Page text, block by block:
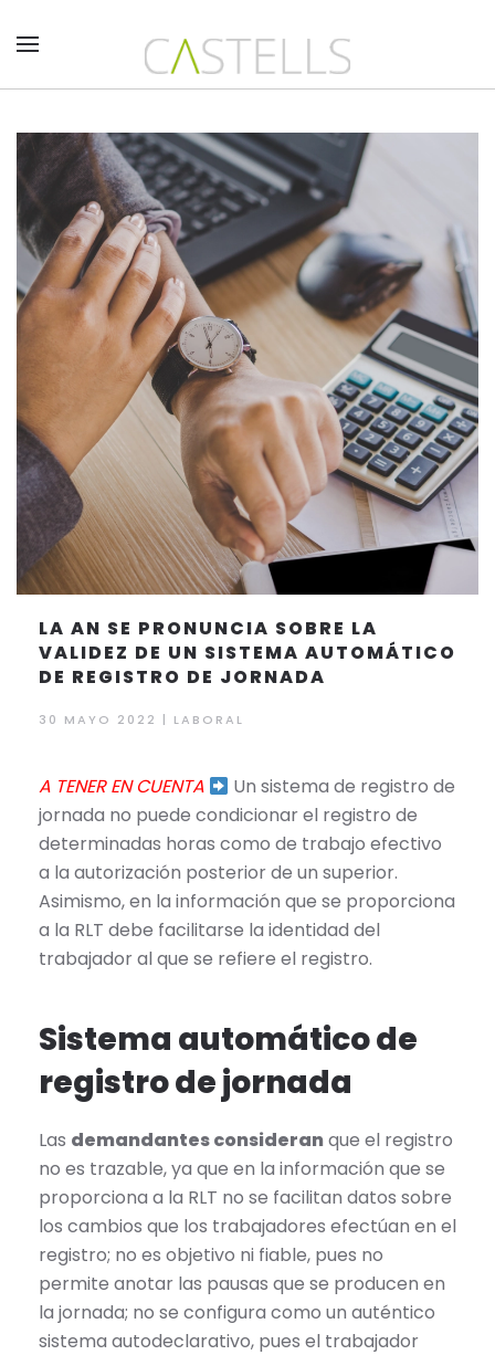
Skip to main content
LA AN SE PRONUNCIA SOBRE LA
VALIDEZ DE UN SISTEMA AUTOMÁTICO
DE REGISTRO DE JORNADA
30 MAYO 2022 | LABORAL
A TENER EN CUENTA
Un sistema de registro de
jornada no puede condicionar el registro de
determinadas horas como de trabajo efectivo
a la autorización posterior de un superior.
Asimismo, en la información que se proporciona
a la RLT debe facilitarse la identidad del
trabajador al que se refiere el registro.
Sistema automático de
registro de jornada
Las demandantes consideranque el registro
no es trazable, ya que en la información que se
proporciona a la RLT no se facilitan datos sobre
los cambios que los trabajadores efectúan en el
registro; no es objetivo ni fiable, pues no
permite anotar las pausas que se producen en
la jornada; no se configura como un auténtico
sistema autodeclarativo, pues el trabajador